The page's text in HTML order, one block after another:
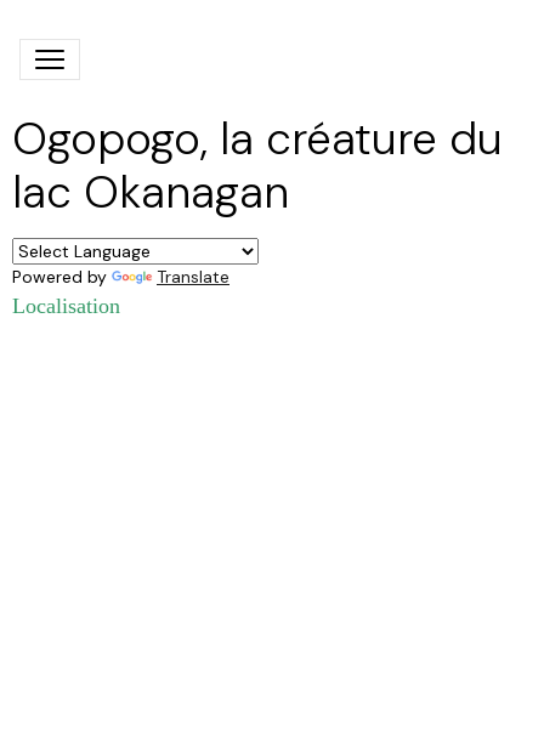
Ogopogo, la créature du
lac Okanagan
Powered by Translate
Localisation